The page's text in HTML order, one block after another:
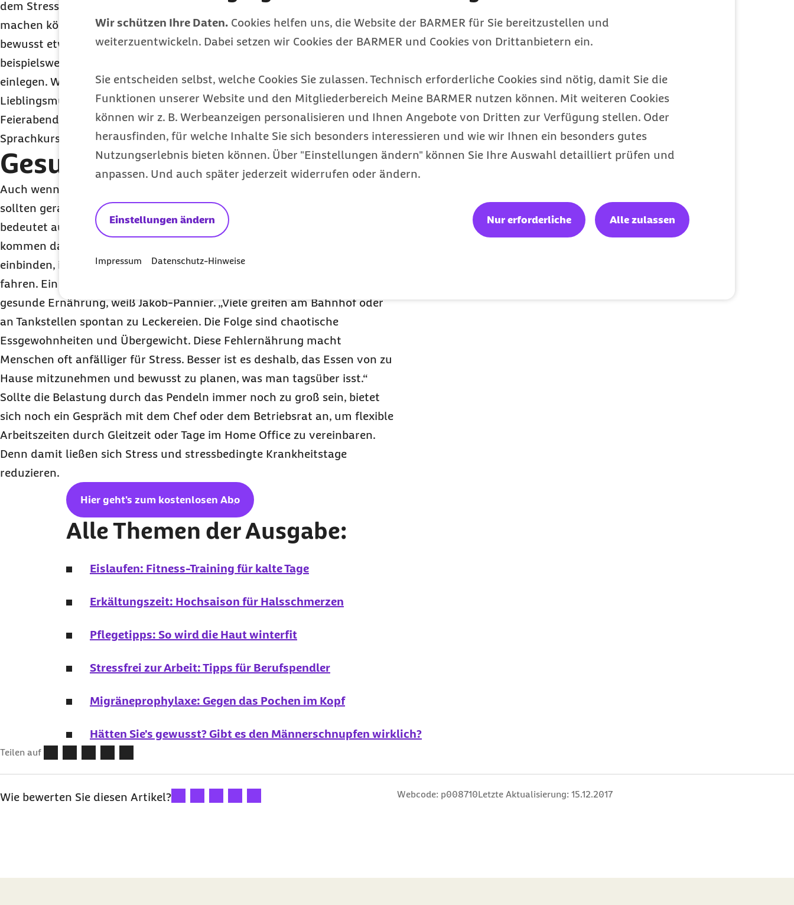
Wir schützen Ihre Daten. Cookies helfen uns, die Website der BARMER für Sie bereitzustellen und
weiterzuentwickeln. Dabei setzen wir Cookies der BARMER und Cookies von Drittanbietern ein.
Sie entscheiden selbst, welche Cookies Sie zulassen. Technisch erforderliche Cookies sind nötig, damit Sie die
Funktionen unserer Website und den Mitgliederbereich Meine BARMER nutzen können. Mit weiteren Cookies
können wir z. B. Werbeanzeigen personalisieren und Ihnen Angebote von Dritten zur Verfügung stellen. Oder
herausfinden, für welche Inhalte Sie sich besonders interessieren und wie wir Ihnen ein besonders gutes
Nutzungserlebnis bieten können. Über "Einstellungen ändern" können Sie Ihre Auswahl detailliert prüfen und
anpassen. Und auch später jederzeit widerrufen oder ändern.
Einstellungen ändern Nur erforderliche Alle zulassen
Impressum Datenschutz-Hinweise
dem Stress um. „Statt darüber zu grübeln, was man in der Zeit alles hätte
machen können, kann man den Arbeitsweg auch nutzen, um sich ganz
bewusst etwas Gutes zu tun. So kann man in öffentlichen Verkehrsmitteln
beispielsweise gut lesen oder je nach Strecke sogar ein kurzes Nickerchen
einlegen. Wer mit dem Auto unterwegs ist, kann sich mit seiner
Lieblingsmusik oder einem Hörbuch für den Tag wappnen oder in
Feierabendstimmung bringen. Auch für Weiterbildungen wie einen
Sprachkurs lässt sich die Zeit nutzen“, so Jakob-Pannier.
Gesunder Ausgleich
Auch wenn es im ersten Augenblick nach noch mehr Aufwand klingt,
sollten gerade Pendler ganz bewusst auf ihre Gesundheit achten. Das
bedeutet auch, dass trotz wenig Freizeit die Bewegung nicht zu kurz
kommen darf. Wenn möglich, sollten sie diese direkt in ihren Arbeitsweg
einbinden, indem sie einen Teil davon zu Fuß gehen oder mit dem Fahrrad
fahren. Ein weiterer Aspekt, der bei Pendlern oft zu kurz kommt, ist eine
gesunde Ernährung, weiß Jakob-Pannier. „Viele greifen am Bahnhof oder
an Tankstellen spontan zu Leckereien. Die Folge sind chaotische
Essgewohnheiten und Übergewicht. Diese Fehlernährung macht
Menschen oft anfälliger für Stress. Besser ist es deshalb, das Essen von zu
Hause mitzunehmen und bewusst zu planen, was man tagsüber isst.“
Sollte die Belastung durch das Pendeln immer noch zu groß sein, bietet
sich noch ein Gespräch mit dem Chef oder dem Betriebsrat an, um flexible
Arbeitszeiten durch Gleitzeit oder Tage im Home Office zu vereinbaren.
Denn damit ließen sich Stress und stressbedingte Krankheitstage
reduzieren.
Hier geht's zum kostenlosen Abo
Alle Themen der Ausgabe:
Eislaufen: Fitness-Training für kalte Tage
Erkältungszeit: Hochsaison für Halsschmerzen
Pflegetipps: So wird die Haut winterfit
Stressfrei zur Arbeit: Tipps für Berufspendler
Migräneprophylaxe: Gegen das Pochen im Kopf
Hätten Sie's gewusst? Gibt es den Männerschnupfen wirklich?
Teilen auf
Wie bewerten Sie diesen Artikel?Ihre Bewertung: 1 Stern
Ihre Bewertung: 2 Sterne
Ihre Bewertung: 3 Sterne
Ihre Bewertung: 4 Sterne
Ihre Bewertung: 5 Sterne Webcode: p008710Letzte Aktualisierung: 15.12.2017